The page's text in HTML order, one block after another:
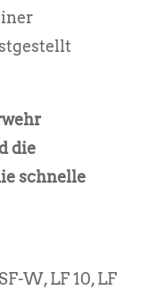
die
schnelle
W, LF 10, LF